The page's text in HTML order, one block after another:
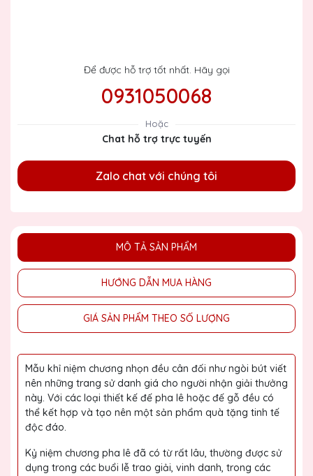
Để được hỗ trợ tốt nhất. Hãy gọi
0931050068
Hoặc
Chat hỗ trợ trực tuyến
Zalo chat với chúng tôi
MÔ TẢ SẢN PHẨM
HƯỚNG DẪN MUA HÀNG
GIÁ SẢN PHẨM THEO SỐ LƯỢNG
Mẫu khỉ niệm chương nhọn đều cân đối như ngòi bút viết
nên những trang sử danh giá cho người nhận giải thưởng
này. Với các loại thiết kế đế pha lê hoặc đế gỗ đều có
thể kết hợp và tạo nên một sản phẩm quà tặng tinh tế
độc đáo.
Kỷ niệm chương pha lê đã có từ rất lâu, thường được sử
dụng trong các buổi lễ trao giải, vinh danh, trong các